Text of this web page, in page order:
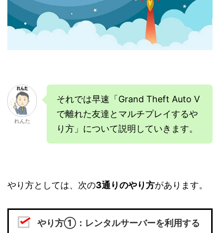
れんた
それでは早速「Grand Theft Auto V
で離れた友達とマルチプレイするや
り方」について説明していきます。
やり方としては、次の3通りのやり方があります。
やり方①：レンタルサーバーを利用する